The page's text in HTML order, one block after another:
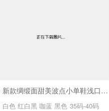
新款绸缎面甜美波点小单鞋浅口小单鞋SA8135
白色 红白黑 咖蓝 黑色 35码-40码